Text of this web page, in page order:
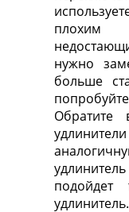
нужно
больше
Обратите
подойдет
удлинитель.